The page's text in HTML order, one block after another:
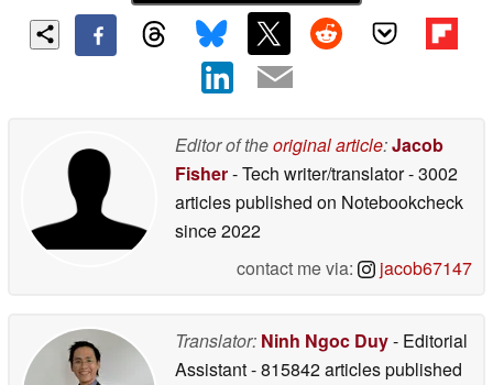
Editor of theoriginal article:Jacob
Fisher- Tech writer/translator- 3002
articles published on Notebookcheck
since 2022
contact me via:
jacob67147
Translator: Ninh Ngoc Duy- Editorial
Assistant- 815842 articles published